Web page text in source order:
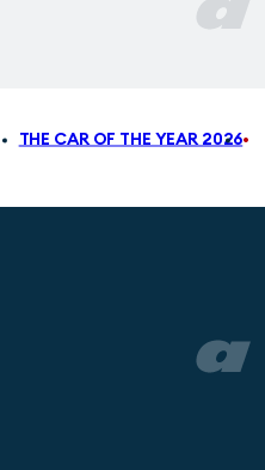
THE CAR OF THE YEAR 2026